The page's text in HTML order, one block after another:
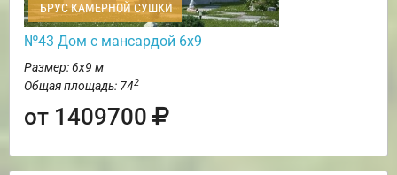
БРУС КАМЕРНОЙ СУШКИ
№43 Дом с мансардой 6х9
Размер: 6х9 м
Общая площадь: 742
от 1409700